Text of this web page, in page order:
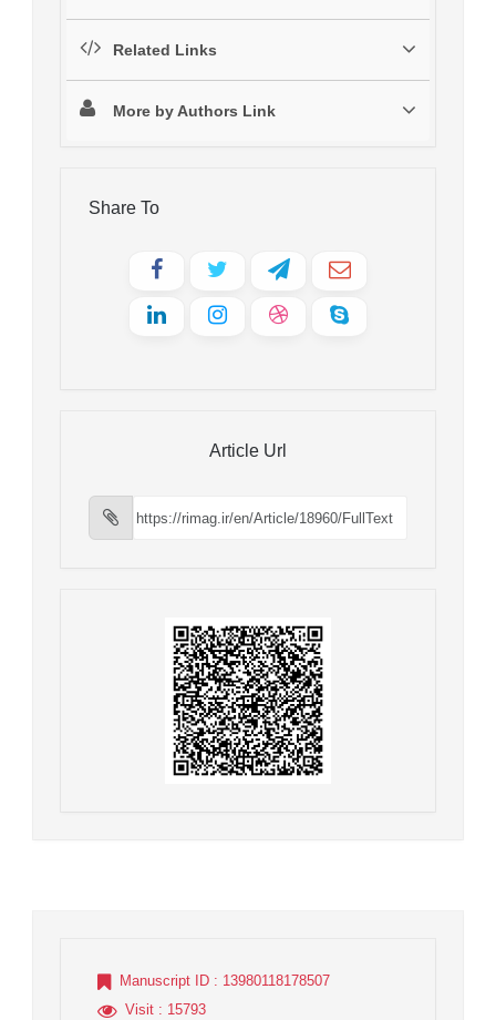
Related Links
More by Authors Link
Share To
Article Url
Manuscript ID : 13980118178507
Visit : 15793